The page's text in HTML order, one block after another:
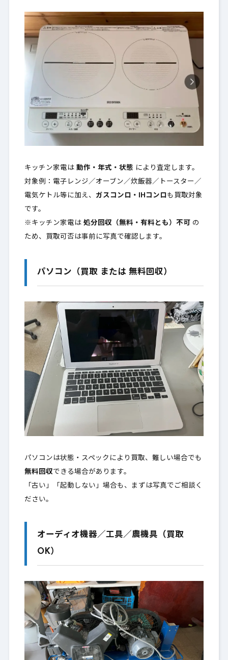
キッチン家電は 動作・年式・状態 により査定します。
対象例：電子レンジ／オーブン／炊飯器／トースター／
電気ケトル等に加え、 ガスコンロ・IHコンロ も買取対象
です。
※キッチン家電は 処分回収（無料・有料とも）不可 の
ため、買取可否は事前に写真で確認します。
パソコン（買取 または 無料回収）
パソコンは状態・スペックにより買取、難しい場合でも
無料回収できる場合があります。
「古い」「起動しない」場合も、まずは写真でご相談く
ださい。
オーディオ機器／工具／農機具（買取
OK）